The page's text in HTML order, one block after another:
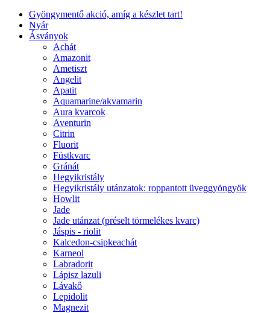
Gyöngymentő akció, amíg a készlet tart!
Nyár
Ásványok
Achát
Amazonit
Ametiszt
Angelit
Apatit
Aquamarine/akvamarin
Aura kvarcok
Aventurin
Citrin
Fluorit
Füstkvarc
Gránát
Hegyikristály
Hegyikristály utánzatok: roppantott üveggyöngyök
Howlit
Jade
Jade utánzat (préselt törmelékes kvarc)
Jáspis - riolit
Kalcedon-csipkeachát
Karneol
Labradorit
Lápisz lazuli
Lávakő
Lepidolit
Magnezit